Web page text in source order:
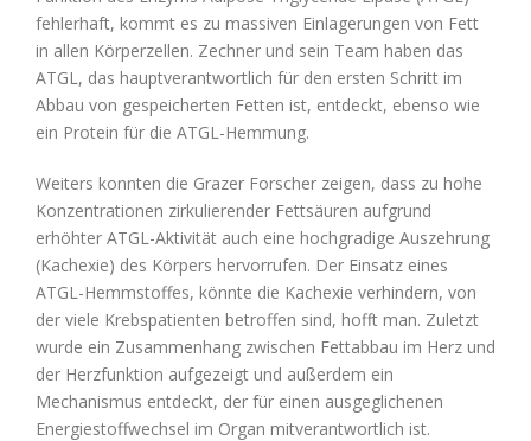
fehlerhaft, kommt es zu massiven Einlagerungen von Fett
in allen Körperzellen. Zechner und sein Team haben das
ATGL, das hauptverantwortlich für den ersten Schritt im
Abbau von gespeicherten Fetten ist, entdeckt, ebenso wie
ein Protein für die ATGL-Hemmung.
Weiters konnten die Grazer Forscher zeigen, dass zu hohe
Konzentrationen zirkulierender Fettsäuren aufgrund
erhöhter ATGL-Aktivität auch eine hochgradige Auszehrung
(Kachexie) des Körpers hervorrufen. Der Einsatz eines
ATGL-Hemmstoffes, könnte die Kachexie verhindern, von
der viele Krebspatienten betroffen sind, hofft man. Zuletzt
wurde ein Zusammenhang zwischen Fettabbau im Herz und
der Herzfunktion aufgezeigt und außerdem ein
Mechanismus entdeckt, der für einen ausgeglichenen
Energiestoffwechsel im Organ mitverantwortlich ist.